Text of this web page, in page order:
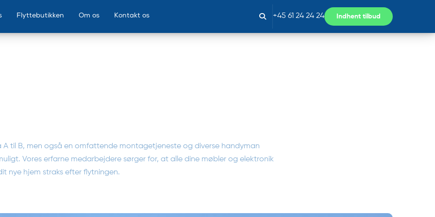
Flyttebutikken Om os Kontakt os +45 61 24 24 24 Indhent tilbud
A til B, men også en omfattende montagetjeneste og diverse handyman
Vores erfarne medarbejdere sørger for, at alle dine møbler og elektronik
nye hjem straks efter flytningen.